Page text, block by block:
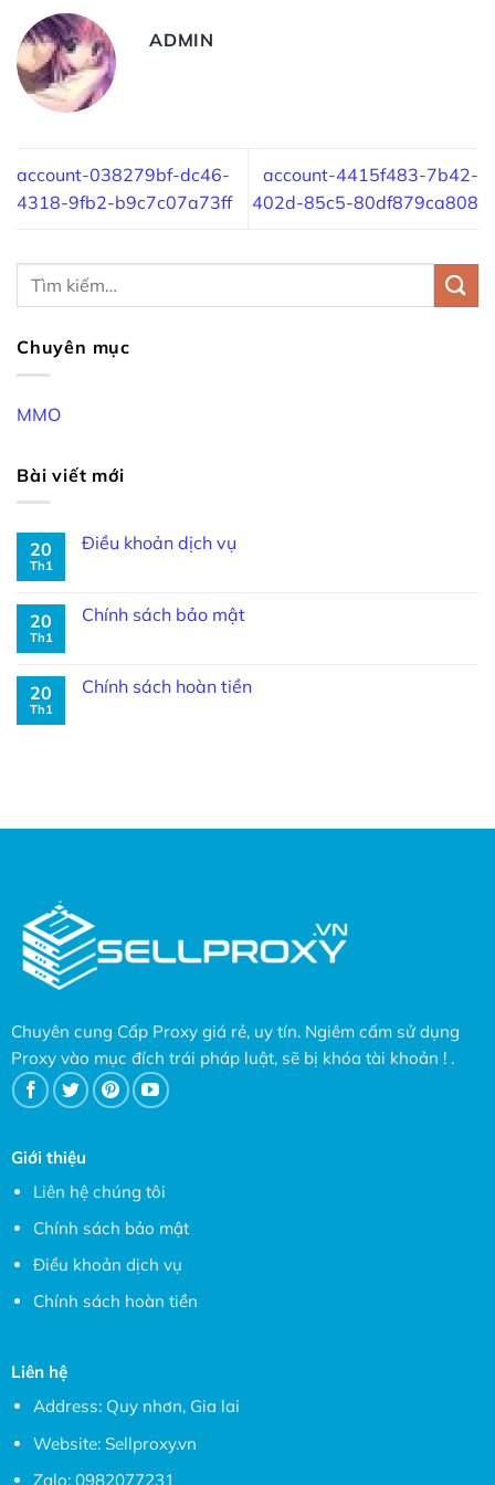
ADMIN
account-038279bf-dc46-
4318-9fb2-b9c7c07a73ff
account-4415f483-7b42-
402d-85c5-80df879ca808
Chuyên mục
MMO
Bài viết mới
20
Th1
Điều khoản dịch vụ
20
Th1
Chính sách bảo mật
20
Th1
Chính sách hoàn tiền
Chuyên cung Cấp Proxy giá rẻ, uy tín. Ngiêm cấm sử dụng
Proxy vào mục đích trái pháp luật, sẽ bị khóa tài khoản ! .
Giới thiệu
Liên hệ chúng tôi
Chính sách bảo mật
Điều khoản dịch vụ
Chính sách hoàn tiền
Liên hệ
Address: Quy nhơn, Gia lai
Website: Sellproxy.vn
Zalo: 0982077231